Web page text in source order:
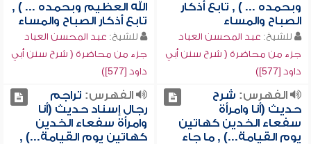
وبحمده ... ) , تابع أذكار
الصباح والمساء
للشيخ: عبد المحسن العباد
جزء من محاضرة ( شرح سنن أبي
داود [577])
الله العظيم وبحمده ... ) ,
تابع أذكار الصباح والمساء
للشيخ: عبد المحسن العباد
جزء من محاضرة ( شرح سنن أبي
داود [577])
الفهرس: شرح
حديث (أنا وامرأة
سفعاء الخدين كهاتين
يوم القيامة...) , ما جاء
الفهرس: تراجم
رجال إسناد حديث (أنا
وامرأة سفعاء الخدين
كهاتين يوم القيامة...) ,